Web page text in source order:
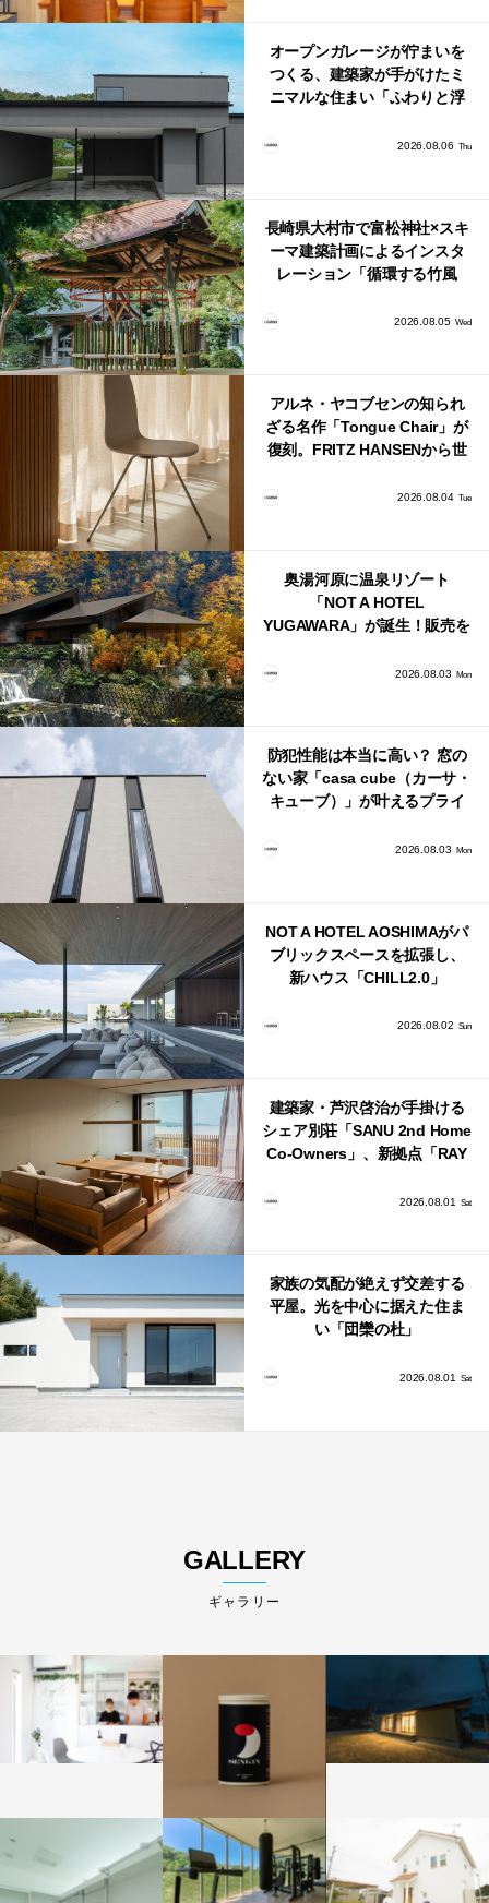
オープンガレージが佇まいを
つくる、建築家が手がけたミ
ニマルな住まい「ふわりと浮
2026.08.06 Thu
長崎県大村市で富松神社×スキ
ーマ建築計画によるインスタ
レーション「循環する竹風
2026.08.05 Wed
アルネ・ヤコブセンの知られ
ざる名作「Tongue Chair」が
復刻。FRITZ HANSENから世
2026.08.04 Tue
奥湯河原に温泉リゾート
「NOT A HOTEL
YUGAWARA」が誕生！販売を
2026.08.03 Mon
防犯性能は本当に高い？ 窓の
ない家「casa cube（カーサ・
キューブ）」が叶えるプライ
2026.08.03 Mon
NOT A HOTEL AOSHIMAがパ
ブリックスペースを拡張し、
新ハウス「CHILL2.0」
2026.08.02 Sun
建築家・芦沢啓治が手掛ける
シェア別荘「SANU 2nd Home
Co-Owners」、新拠点「RAY
2026.08.01 Sat
家族の気配が絶えず交差する
平屋。光を中心に据えた住ま
い「団欒の杜」
2026.08.01 Sat
GALLERY
ギャラリー